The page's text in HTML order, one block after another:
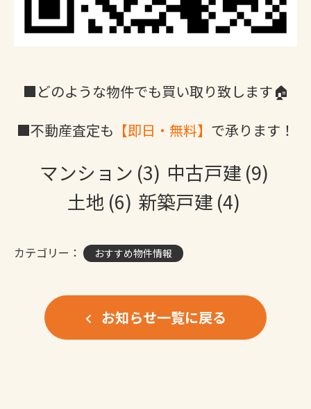
■どのような物件でも買い取り致します🏠
■不動産査定も 【即日・無料】 で承ります！
マンション (3) 中古戸建 (9)
土地 (6) 新築戸建 (4)
カテゴリー： おすすめ物件情報
お知らせ一覧に戻る